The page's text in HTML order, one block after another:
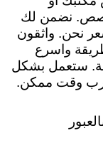
نضمن لك
نحن. واثقون
واسرع
ستعمل بشكل
وقت ممكن.